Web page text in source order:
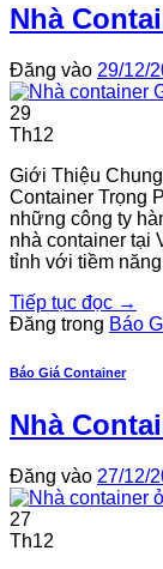
Nhà
Đăng vào 29/12/
29
Th12
Giới Thiệu
Container Trọng
những công ty
nhà container tại
tỉnh với tiềm
Tiếp tục đọc →
Đăng trong Báo
Báo Giá Container
Nhà
Đăng vào 27/12/
27
Th12